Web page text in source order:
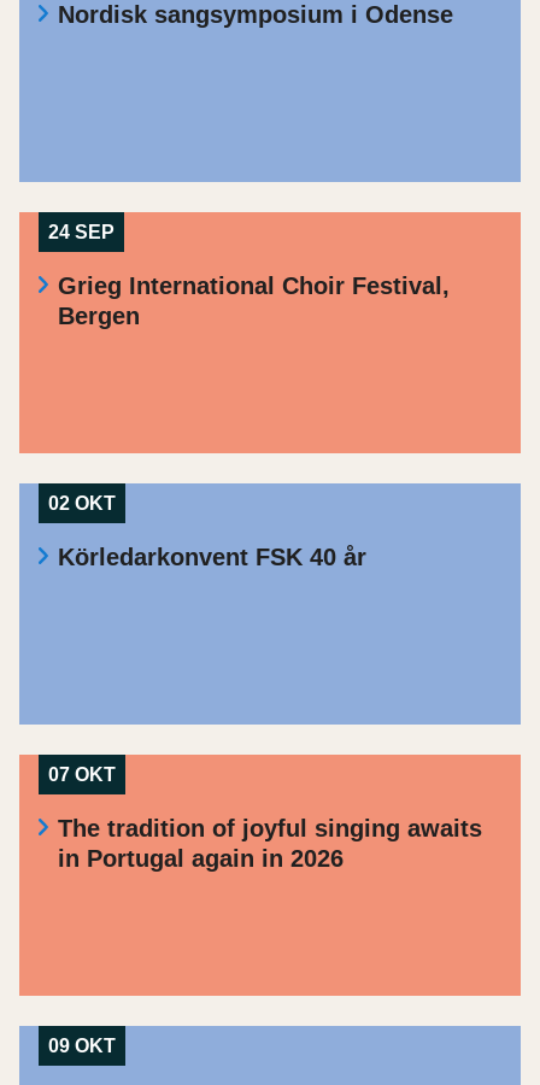
Nordisk sangsymposium i Odense
24 SEP
Grieg International Choir Festival,
Bergen
02 OKT
Körledarkonvent FSK 40 år
07 OKT
The tradition of joyful singing awaits
in Portugal again in 2026
09 OKT